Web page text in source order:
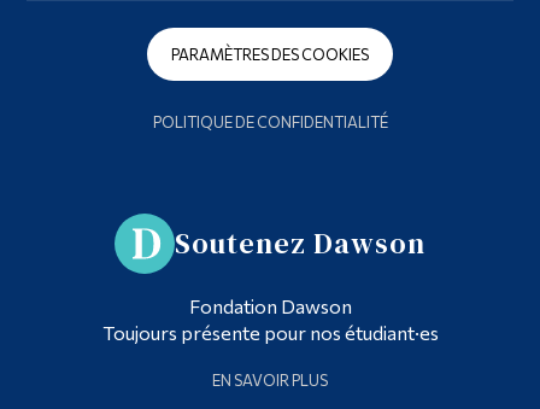
PARAMÈTRES DES COOKIES
POLITIQUE DE CONFIDENTIALITÉ
Soutenez Dawson
Fondation Dawson
Toujours présente pour nos étudiant·es
EN SAVOIR PLUS